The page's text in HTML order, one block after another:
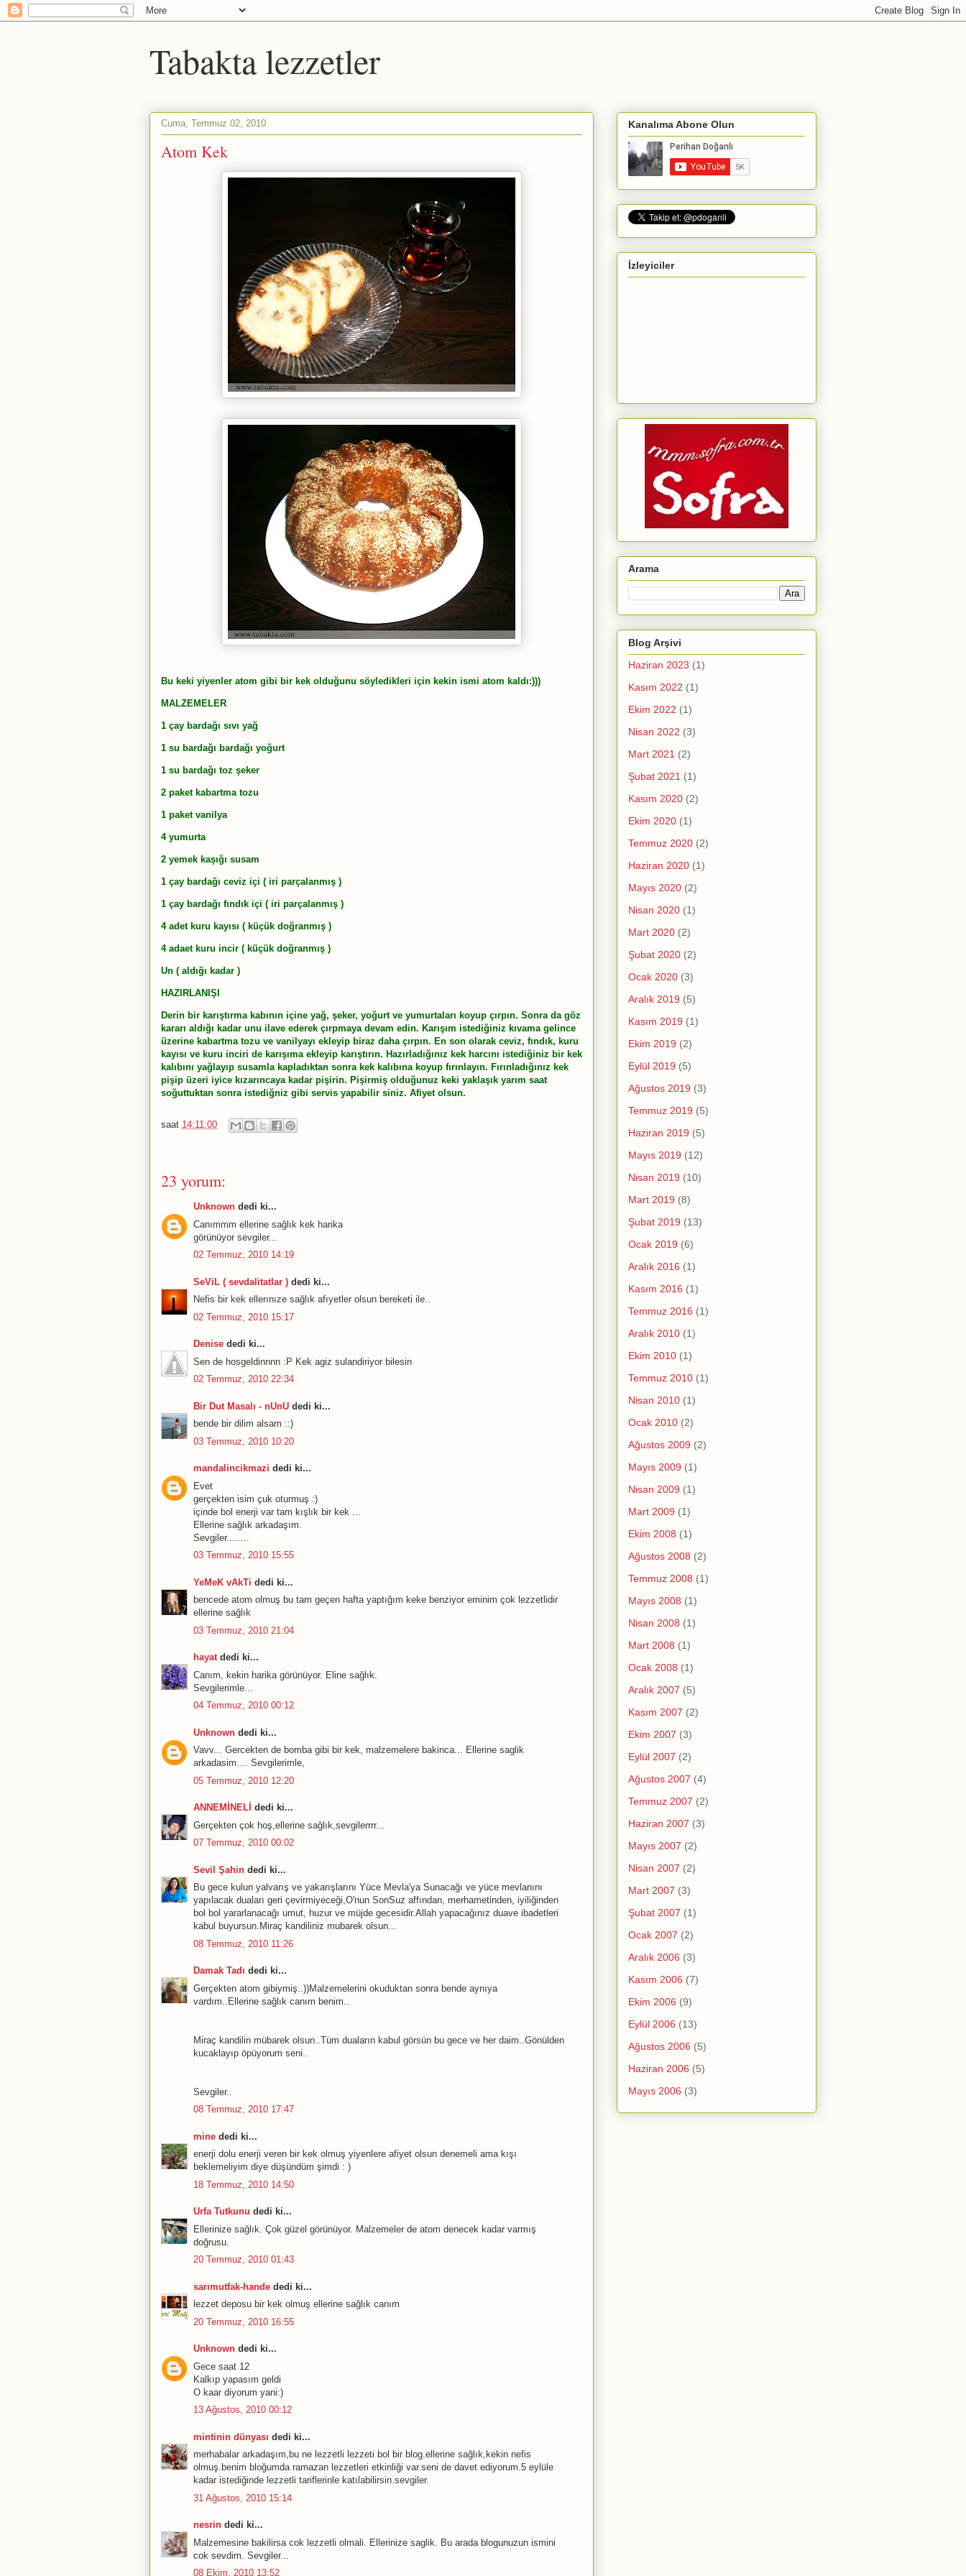
Tabakta lezzetler
Cuma, Temmuz 02, 2010
Atom Kek
Bu keki yiyenler atom gibi bir kek olduğunu söyledikleri için kekin ismi atom kaldı:)))
MALZEMELER
1 çay bardağı sıvı yağ
1 su bardağı bardağı yoğurt
1 su bardağı toz şeker
2 paket kabartma tozu
1 paket vanilya
4 yumurta
2 yemek kaşığı susam
1 çay bardağı ceviz içi ( iri parçalanmış )
1 çay bardağı fındık içi ( iri parçalanmış )
4 adet kuru kayısı ( küçük doğranmış )
4 adaet kuru incir ( küçük doğranmış )
Un ( aldığı kadar )
HAZIRLANIŞI
Derin bir karıştırma kabının içine yağ, şeker, yoğurt ve yumurtaları koyup çırpın. Sonra da göz
kararı aldığı kadar unu ilave ederek çırpmaya devam edin. Karışım istediğiniz kıvama gelince
üzerine kabartma tozu ve vanilyayı ekleyip biraz daha çırpın. En son olarak ceviz, fındık, kuru
kayısı ve kuru inciri de karışıma ekleyip karıştırın. Hazırladığınız kek harcını istediğiniz bir kek
kalıbını yağlayıp susamla kapladıktan sonra kek kalıbına koyup fırınlayın. Fırınladığınız kek
pişip üzeri iyice kızarıncaya kadar pişirin. Pişirmiş olduğunuz keki yaklaşık yarım saat
soğuttuktan sonra istediğniz gibi servis yapabilir siniz. Afiyet olsun.
saat 14:11:00
23 yorum:
Unknown dedi ki...
Canımmm ellerine sağlık kek harika
görünüyor sevgiler...
02 Temmuz, 2010 14:19
SeViL ( sevdalitatlar ) dedi ki...
Nefis bir kek ellerınıze sağlık afıyetler olsun bereketi ile..
02 Temmuz, 2010 15:17
Denise dedi ki...
Sen de hosgeldinnnn :P Kek agiz sulandiriyor bilesin
02 Temmuz, 2010 22:34
Bir Dut Masalı - nUnU dedi ki...
bende bir dilim alsam ::)
03 Temmuz, 2010 10:20
mandalincikmazi dedi ki...
Evet
gerçekten isim çuk oturmuş :)
içinde bol enerji var tam kışlık bir kek ...
Ellerine sağlık arkadaşım.
Sevgiler........
03 Temmuz, 2010 15:55
YeMeK vAkTi dedi ki...
bencede atom olmuş bu tam geçen hafta yaptığım keke benziyor eminim çok lezzetlidir
ellerine sağlık
03 Temmuz, 2010 21:04
hayatdedi ki...
Canım, kekin harika görünüyor. Eline sağlık.
Sevgilerimle...
04 Temmuz, 2010 00:12
Unknown dedi ki...
Vavv... Gercekten de bomba gibi bir kek, malzemelere bakinca... Ellerine saglik
arkadasim.... Sevgilerimle,
05 Temmuz, 2010 12:20
ANNEMİNELİ dedi ki...
Gerçekten çok hoş,ellerine sağlık,sevgilerrrr...
07 Temmuz, 2010 00:02
Sevil Şahin dedi ki...
Bu gece kulun yalvarış ve yakarışlarını Yüce Mevla'ya Sunacağı ve yüce mevlanını
yapılacak duaları geri çevirmiyeceği,O'nun SonSuz affından, merhametinden, iyiliğinden
bol bol yararlanacağı umut, huzur ve müjde gecesidir.Allah yapacağınız duave ibadetleri
kabul buyursun.Miraç kandiliniz mubarek olsun...
08 Temmuz, 2010 11:26
Damak Tadı dedi ki...
Gerçekten atom gibiymiş..))Malzemelerini okuduktan sonra bende aynıya
vardım..Ellerine sağlık canım benim..
Miraç kandilin mübarek olsun..Tüm duaların kabul görsün bu gece ve her daim..Gönülden
kucaklayıp öpüyorum seni..
Sevgiler..
08 Temmuz, 2010 17:47
mine dedi ki...
enerji dolu enerji veren bir kek olmuş yiyenlere afiyet olsun denemeli ama kışı
beklemeliyim diye düşündüm şimdi : )
18 Temmuz, 2010 14:50
Urfa Tutkunu dedi ki...
Ellerinize sağlık. Çok güzel görünüyor. Malzemeler de atom denecek kadar varmış
doğrusu.
20 Temmuz, 2010 01:43
sarımutfak-hande dedi ki...
lezzet deposu bir kek olmuş ellerine sağlık canım
20 Temmuz, 2010 16:55
Unknown dedi ki...
Gece saat 12
Kalkıp yapasım geldi
O kaar diyorum yani:)
13 Ağustos, 2010 00:12
mintinin dünyası dedi ki...
merhabalar arkadaşım,bu ne lezzetli lezzeti bol bir blog.ellerine sağlık,kekin nefis
olmuş.benim bloğumda ramazan lezzetleri etkinliği var.seni de davet ediyorum.5 eylüle
kadar istediğinde lezzetli tariflerinle katılabilirsin.sevgiler.
31 Ağustos, 2010 15:14
nesrin dedi ki...
Malzemesine bakilirsa cok lezzetli olmali. Ellerinize saglik. Bu arada blogunuzun ismini
cok sevdim. Sevgiler...
08 Ekim, 2010 13:52
Kanalıma Abone Olun
İzleyiciler
Arama
Blog Arşivi
Haziran 2023 (1)
Kasım 2022 (1)
Ekim 2022 (1)
Nisan 2022 (3)
Mart 2021 (2)
Şubat 2021 (1)
Kasım 2020 (2)
Ekim 2020 (1)
Temmuz 2020 (2)
Haziran 2020 (1)
Mayıs 2020 (2)
Nisan 2020 (1)
Mart 2020 (2)
Şubat 2020 (2)
Ocak 2020 (3)
Aralık 2019 (5)
Kasım 2019 (1)
Ekim 2019 (2)
Eylül 2019 (5)
Ağustos 2019 (3)
Temmuz 2019 (5)
Haziran 2019 (5)
Mayıs 2019 (12)
Nisan 2019 (10)
Mart 2019 (8)
Şubat 2019 (13)
Ocak 2019 (6)
Aralık 2016 (1)
Kasım 2016 (1)
Temmuz 2016 (1)
Aralık 2010 (1)
Ekim 2010 (1)
Temmuz 2010 (1)
Nisan 2010 (1)
Ocak 2010 (2)
Ağustos 2009 (2)
Mayıs 2009 (1)
Nisan 2009 (1)
Mart 2009 (1)
Ekim 2008 (1)
Ağustos 2008 (2)
Temmuz 2008 (1)
Mayıs 2008 (1)
Nisan 2008 (1)
Mart 2008 (1)
Ocak 2008 (1)
Aralık 2007 (5)
Kasım 2007 (2)
Ekim 2007 (3)
Eylül 2007 (2)
Ağustos 2007 (4)
Temmuz 2007 (2)
Haziran 2007 (3)
Mayıs 2007 (2)
Nisan 2007 (2)
Mart 2007 (3)
Şubat 2007 (1)
Ocak 2007 (2)
Aralık 2006 (3)
Kasım 2006 (7)
Ekim 2006 (9)
Eylül 2006 (13)
Ağustos 2006 (5)
Haziran 2006 (5)
Mayıs 2006 (3)